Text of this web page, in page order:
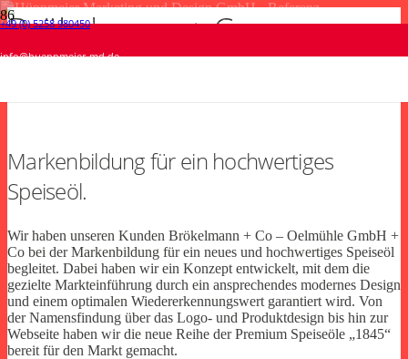
+49 (0) 5258 980450
info@hueppmeier-md.de
Brökelmann + Co –
Markenbildung für ein hochwertiges
Speiseöl.
Wir haben unseren Kunden Brökelmann + Co – Oelmühle GmbH +
Co bei der Markenbildung für ein neues und hochwertiges Speiseöl
begleitet. Dabei haben wir ein Konzept entwickelt, mit dem die
gezielte Markteinführung durch ein ansprechendes modernes Design
und einem optimalen Wiedererkennungswert garantiert wird. Von
der Namensfindung über das Logo- und Produktdesign bis hin zur
Webseite haben wir die neue Reihe der Premium Speiseöle „1845“
bereit für den Markt gemacht.
Beauty & Sun Salzkotten • veredelte
Bäckerei Lange • Tischaufsteller
Bredewald Energie- und Gebäudetechnik •
Remmert Holzbau • Fahrzeugbeschriftung